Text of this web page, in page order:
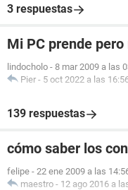
3 respuestas
Mi PC prende
lindocholo - 8 mar 2009 a las
Pier - 5 oct 2022 a las
139 respuestas
cómo saber los
felipe - 22 ene 2009 a las
maestro - 12 ago 2016 a